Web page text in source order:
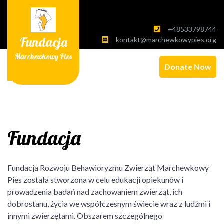
Fundacja
Marchewkowy Pies
+48533798744
kontakt@marchewkowypies.org
Donate Now
Fundacja
Fundacja Rozwoju Behawioryzmu Zwierząt Marchewkowy
Pies została stworzona w celu edukacji opiekunów i
prowadzenia badań nad zachowaniem zwierząt, ich
dobrostanu, życia we współczesnym świecie wraz z ludźmi i
innymi zwierzętami. Obszarem szczególnego